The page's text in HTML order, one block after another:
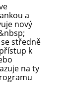
a
nový
středně
k
na ty